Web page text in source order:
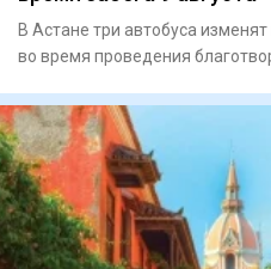
В Астане три автобуса
во время проведения